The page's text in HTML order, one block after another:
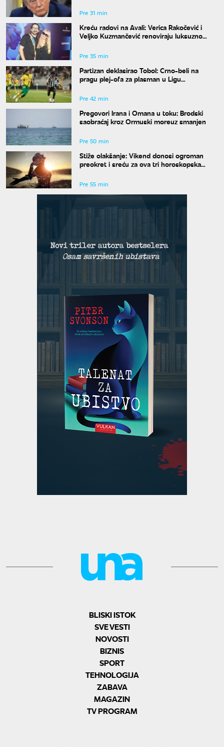
Pre 31 min
Kreću radovi na Avali: Verica Rakočević i
Veljko Kuzmančević renoviraju luksuzno
Pre 35 min
Partizan deklasirao Tobol: Crno-beli na
pragu plej-ofa za plasman u Ligu
Pre 42 min
Pregovori Irana i Omana u toku: Brodski
saobraćaj kroz Ormuski moreuz smanjen
Pre 50 min
Stiže olakšanje: Vikend donosi ogroman
preokret i sreću za ova tri horoskopska
Pre 55 min
BLISKI ISTOK
SVE VESTI
NOVOSTI
BIZNIS
SPORT
TEHNOLOGIJA
ZABAVA
MAGAZIN
TV PROGRAM